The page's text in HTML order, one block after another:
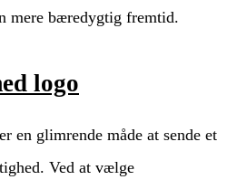
mere bæredygtig fremtid.
logo
en glimrende måde at sende et
Ved at vælge